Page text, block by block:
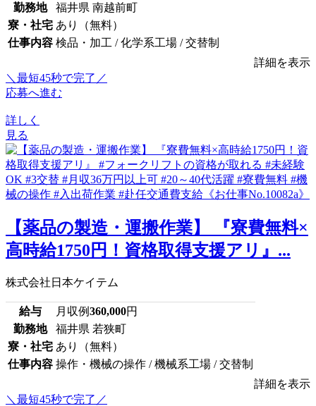
勤務地
福井県 南越前町
寮・社宅 あり（無料）
仕事内容 検品・加工 / 化学系工場 / 交替制
詳細を表示
＼最短45秒で完了／
応募へ進む
詳しく
見る
【薬品の製造・運搬作業】 『寮費無料×
高時給1750円！資格取得支援アリ』...
株式会社日本ケイテム
給与 月収例360,000円
勤務地
福井県 若狭町
寮・社宅 あり（無料）
仕事内容 操作・機械の操作 / 機械系工場 / 交替制
詳細を表示
＼最短45秒で完了／